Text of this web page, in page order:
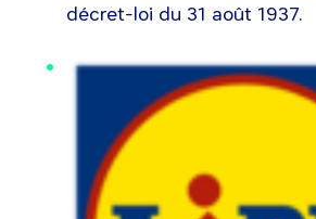
décret-loi du 31 août 1937.